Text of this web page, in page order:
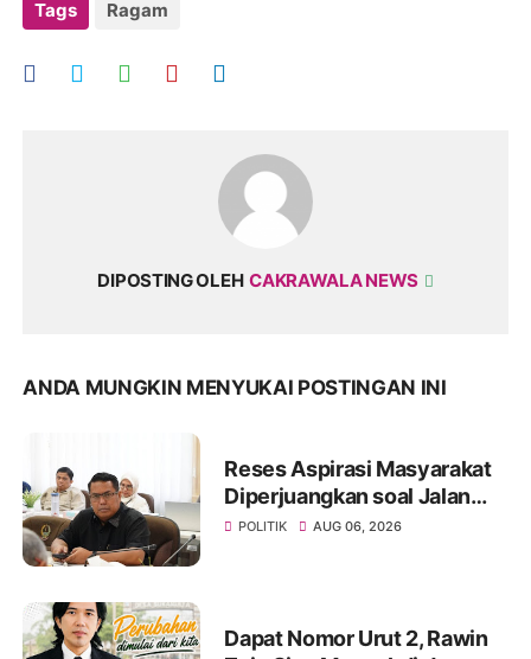
Tags Ragam
DIPOSTING OLEH CAKRAWALA NEWS
ANDA MUNGKIN MENYUKAI POSTINGAN INI
Reses Aspirasi Masyarakat
Diperjuangkan soal Jalan
Pangala-Baruppu Rusak
POLITIK AUG 06, 2026
Dapat Nomor Urut 2, Rawin